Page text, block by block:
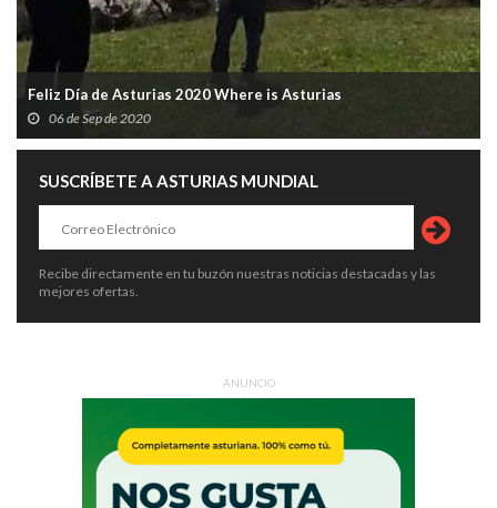
Feliz Día de Asturias 2020 Where is Asturias
06 de Sep de 2020
SUSCRÍBETE A ASTURIAS MUNDIAL
Recibe directamente en tu buzón nuestras noticias destacadas y las
mejores ofertas.
ANUNCIO